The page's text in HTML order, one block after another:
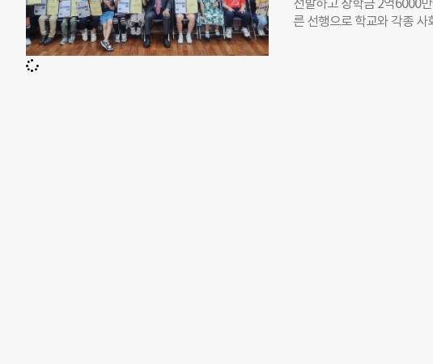
선발하고 장학금 2억6000
른 선행으로 학교와 각종